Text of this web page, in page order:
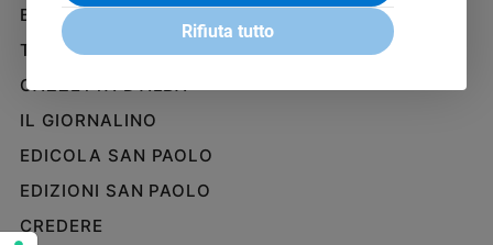
Diversità
Costume
e
2026
BENESSERE
TELENOVA
GAZZETTA D'ALBA
IL GIORNALINO
EDICOLA SAN PAOLO
EDIZIONI SAN PAOLO
CREDERE
WHISTLEBLOWING
SOCIAL
Rifiuta tutto